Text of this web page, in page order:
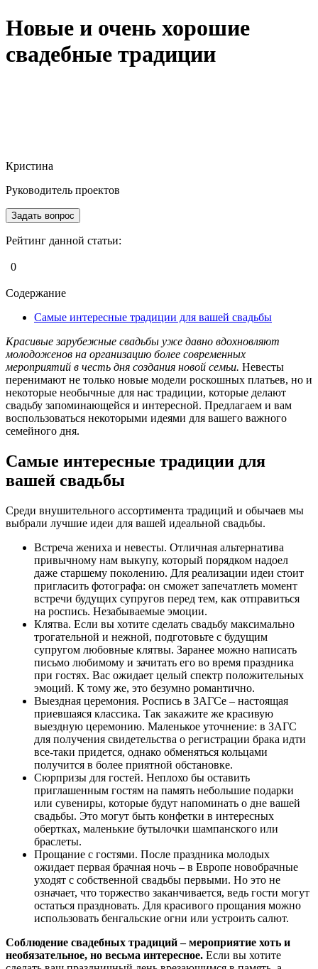
Новые и очень хорошие
свадебные традиции
Кристина
Руководитель проектов
Задать вопрос
Рейтинг данной статьи:
0
Содержание
Самые интересные традиции для вашей свадьбы
Красивые зарубежные свадьбы уже давно вдохновляют
молодоженов на организацию более современных
мероприятий в честь дня создания новой семьи. Невесты
перенимают не только новые модели роскошных платьев, но и
некоторые необычные для нас традиции, которые делают
свадьбу запоминающейся и интересной. Предлагаем и вам
воспользоваться некоторыми идеями для вашего важного
семейного дня.
Самые интересные традиции для
вашей свадьбы
Среди внушительного ассортимента традиций и обычаев мы
выбрали лучшие идеи для вашей идеальной свадьбы.
Встреча жениха и невесты. Отличная альтернатива
привычному нам выкупу, который порядком надоел
даже старшему поколению. Для реализации идеи стоит
пригласить фотографа: он сможет запечатлеть момент
встречи будущих супругов перед тем, как отправиться
на роспись. Незабываемые эмоции.
Клятва. Если вы хотите сделать свадьбу максимально
трогательной и нежной, подготовьте с будущим
супругом любовные клятвы. Заранее можно написать
письмо любимому и зачитать его во время праздника
при гостях. Вас ожидает целый спектр положительных
эмоций. К тому же, это безумно романтично.
Выездная церемония. Роспись в ЗАГСе – настоящая
приевшаяся классика. Так закажите же красивую
выездную церемонию. Маленькое уточнение: в ЗАГС
для получения свидетельства о регистрации брака идти
все-таки придется, однако обменяться кольцами
получится в более приятной обстановке.
Сюрпризы для гостей. Неплохо бы оставить
приглашенным гостям на память небольшие подарки
или сувениры, которые будут напоминать о дне вашей
свадьбы. Это могут быть конфетки в интересных
обертках, маленькие бутылочки шампанского или
браслеты.
Прощание с гостями. После праздника молодых
ожидает первая брачная ночь – в Европе новобрачные
уходят с собственной свадьбы первыми. Но это не
означает, что торжество заканчивается, ведь гости могут
остаться праздновать. Для красивого прощания можно
использовать бенгальские огни или устроить салют.
Соблюдение свадебных традиций – мероприятие хоть и
необязательное, но весьма интересное. Если вы хотите